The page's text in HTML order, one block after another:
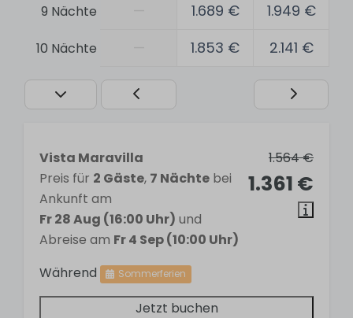
Allgemein
Bed linen included
Air conditioning
Laundry machine
Badezimmer
3 bathrooms
Shower
Toilet
9 Nächte 1.689 € 1.949 €
10 Nächte 1.853 € 2.141 €
1.564 €
1.361 €
Vista Maravilla
Preis für 2 Gäste, 7 Nächte bei
Ankunft am
Fr 28 Aug (16:00 Uhr) und
Abreise am Fr 4 Sep (10:00 Uhr)
Während
Sommerferien
Jetzt buchen